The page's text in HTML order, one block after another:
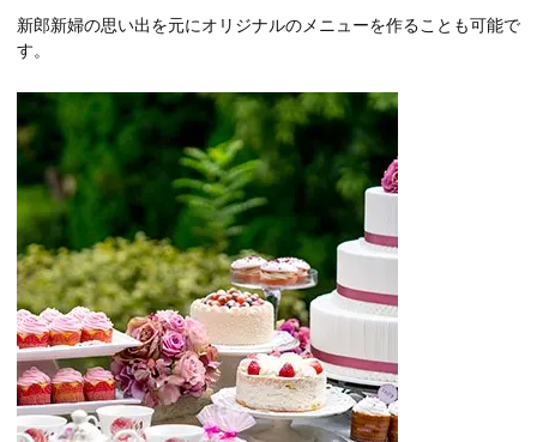
新郎新婦の思い出を元にオリジナルのメニューを作ることも可能で
す。